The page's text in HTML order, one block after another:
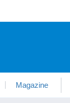
Magazine